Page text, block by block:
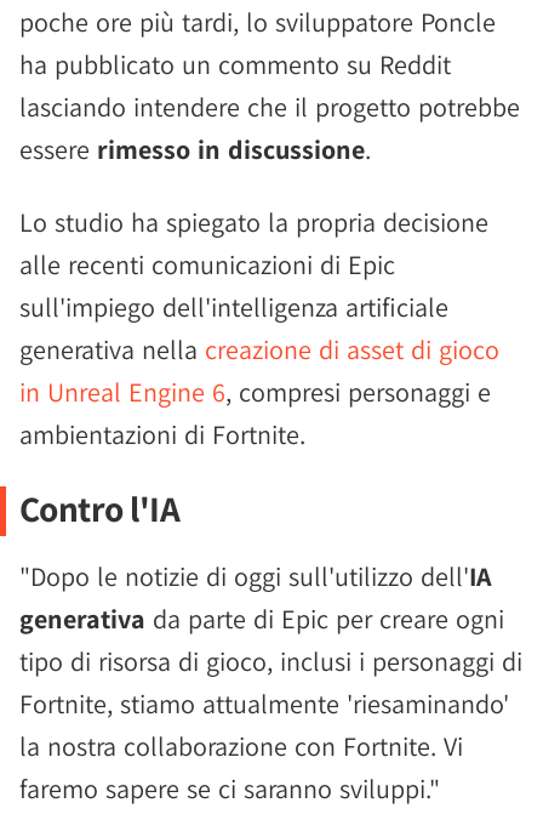
poche ore più tardi, lo sviluppatore Poncle
ha pubblicato un commento su Reddit
lasciando intendere che il progetto potrebbe
essere rimesso in discussione.
Lo studio ha spiegato la propria decisione
alle recenti comunicazioni di Epic
sull'impiego dell'intelligenza artificiale
generativa nella creazione di asset di gioco
in Unreal Engine 6, compresi personaggi e
ambientazioni di Fortnite.
Contro l'IA
"Dopo le notizie di oggi sull'utilizzo dell'IA
generativa da parte di Epic per creare ogni
tipo di risorsa di gioco, inclusi i personaggi di
Fortnite, stiamo attualmente 'riesaminando'
la nostra collaborazione con Fortnite. Vi
faremo sapere se ci saranno sviluppi."